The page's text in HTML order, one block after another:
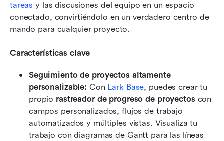
tareas y las discusiones del equipo en un espacio
conectado, convirtiéndolo en un verdadero centro de
mando para cualquier proyecto.
Características clave
Seguimiento de proyectos altamente
personalizable: Con Lark Base, puedes crear tu
propio rastreador de progreso de proyectos con
campos personalizados, flujos de trabajo
automatizados y múltiples vistas. Visualiza tu
trabajo con diagramas de Gantt para las líneas